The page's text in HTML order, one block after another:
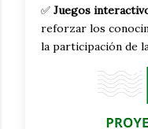
✅ Juegos
reforzar los
la participación de